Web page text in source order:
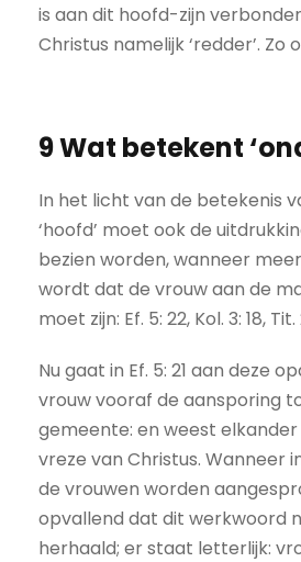
is aan dit hoofd-zijn
Christus namelijk ‘redder’. Zo
9 Wat betekent
In het licht van de betekenis
‘hoofd’ moet ook de
bezien worden, wanneer
wordt dat de vrouw aan de
moet zijn: Ef. 5: 22, Kol. 3: 18, Tit.
Nu gaat in Ef. 5: 21 aan deze
vrouw vooraf de aansporing
gemeente: en weest
vreze van Christus. Wanneer
de vrouwen worden
opvallend dat dit werkwoord
herhaald; er staat letterlijk: